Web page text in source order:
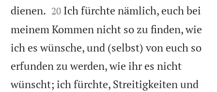
dienen. 

20 Ich fürchte nämlich, euch bei
meinem Kommen nicht so zu finden, wie
ich es wünsche, und (selbst) von euch so
erfunden zu werden, wie ihr es nicht
wünscht; ich fürchte, Streitigkeiten und